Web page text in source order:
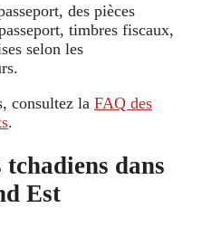
des pièces
timbres fiscaux,
selon les
consultez la FAQ des
.
dans
Est